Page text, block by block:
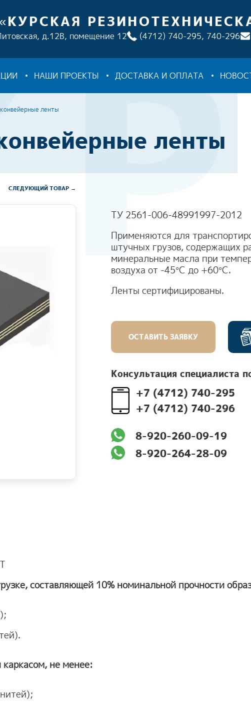
д.12В, помещение 12 (4712) 740-295, 740-296
НАШИ ПРОЕКТЫ ДОСТАВКА И ОПЛАТА
ленты
ленты
СЛЕДУЮЩИЙ ТОВАР →
ТУ 2561-006-48991997-2012
Применяются для
штучных грузов, содержащих
минеральные масла при
воздуха от -45°С до +60°С.
Ленты сертифицированы.
ОСТАВИТЬ ЗАЯВКУ
Консультация специалиста
+7 (4712) 740-295
+7 (4712) 740-296
8-920-260-09-19
8-920-264-28-09
составляющей 10% номинальной прочности
не менее: